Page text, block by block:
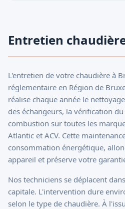
Entretien
L'entretien de votre chaudière à
réglementaire en Région de
réalise chaque année le
des échangeurs, la vérification
combustion sur toutes les
Atlantic et ACV. Cette
consommation énergétique,
appareil et préserve votre
Nos techniciens se déplacent
capitale. L'intervention dure
selon le type de chaudière. À